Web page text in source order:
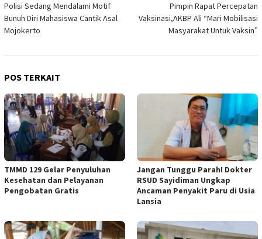
pos
Polisi Sedang Mendalami Motif
Bunuh Diri Mahasiswa Cantik Asal
Mojokerto
Pimpin Rapat Percepatan
Vaksinasi,AKBP Ali “Mari Mobilisasi
Masyarakat Untuk Vaksin”
POS TERKAIT
TMMD 129 Gelar Penyuluhan
Kesehatan dan Pelayanan
Pengobatan Gratis
Jangan Tunggu Parah! Dokter
RSUD Sayidiman Ungkap
Ancaman Penyakit Paru di Usia
Lansia